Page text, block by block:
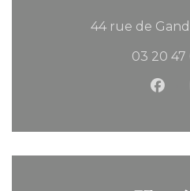
44 rue de
03 20 47